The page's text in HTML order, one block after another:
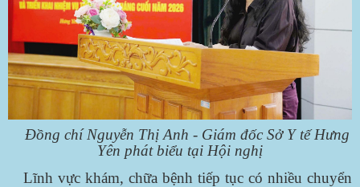
Đồng chí Nguyễn Thị Anh - Giám đốc Sở Y tế Hưng
Yên phát biểu tại Hội nghị
Lĩnh vực khám, chữa bệnh tiếp tục có nhiều chuyển